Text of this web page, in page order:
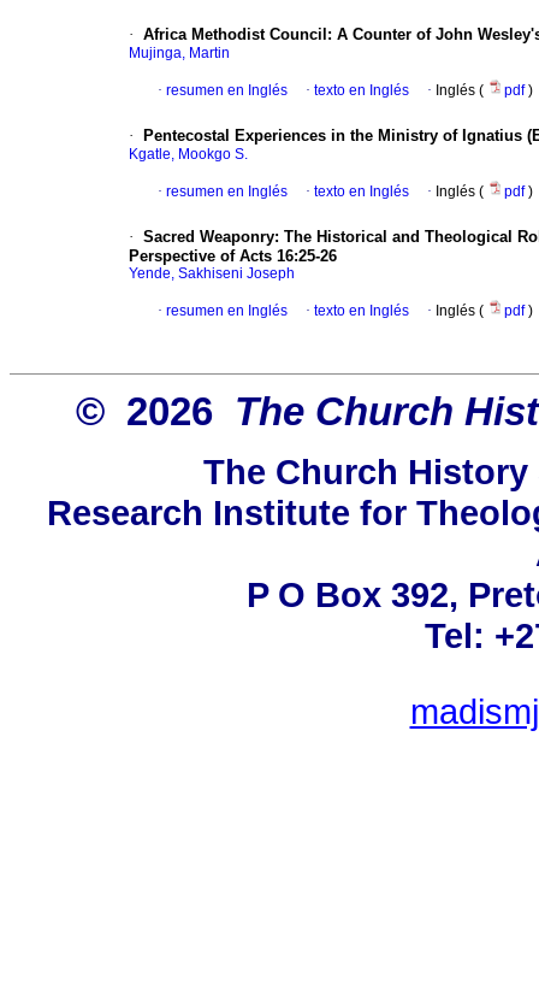
· Africa Methodist Council: A Counter of John
Mujinga, Martin
· resumen en Inglés · texto en Inglés · Inglés ( pdf)
· Pentecostal Experiences in the Ministry of Ignatius
Kgatle, Mookgo S.
· resumen en Inglés · texto en Inglés · Inglés ( pdf)
· Sacred Weaponry: The Historical and Theological
Perspective of Acts 16:25-26
Yende, Sakhiseni Joseph
· resumen en Inglés · texto en Inglés · Inglés ( pdf)
© 2026 The Church
The Church
Research Institute for
P O Box 392,
Tel: